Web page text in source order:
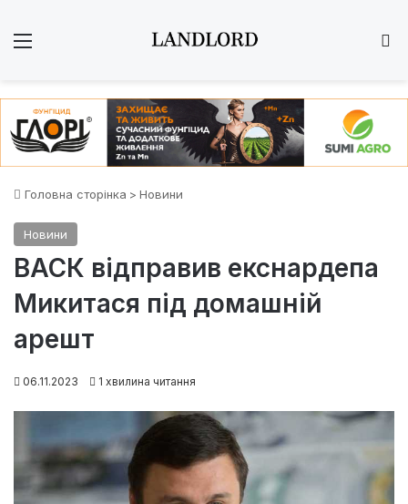
Головна сторінка > Новини
Новини
ВАСК відправив екснардепа
Микитася під домашній
арешт
06.11.2023 1 хвилина читання